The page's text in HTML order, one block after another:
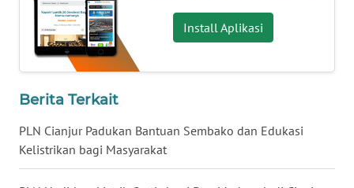
Install Aplikasi
Berita Terkait
PLN Cianjur Padukan Bantuan Sembako dan Edukasi
Kelistrikan bagi Masyarakat
MALUT
WN
DAIRI
DANAU
TOBA